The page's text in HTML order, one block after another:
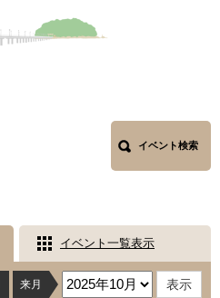
イベント検索
イベント一覧表示
来月